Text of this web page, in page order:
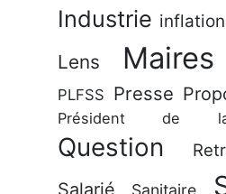
Industrie inflation
Lens Maires
PLFSS Presse
Président de la
Question
Salarié Sanitaire